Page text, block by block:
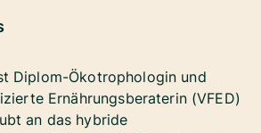
Diplom-Ökotrophologin und
Ernährungsberaterin (VFED)
an das hybride